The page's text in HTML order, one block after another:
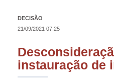
DECISÃO
21/09/2021 07:25
instauração de